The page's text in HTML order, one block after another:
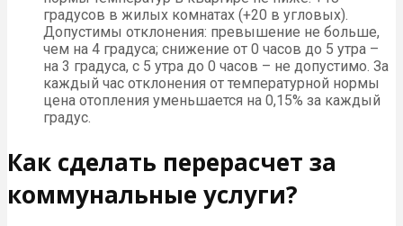
градусов в жилых комнатах (+20 в угловых).
Допустимы отклонения: превышение не больше,
чем на 4 градуса; снижение от 0 часов до 5 утра –
на 3 градуса, с 5 утра до 0 часов – не допустимо. За
каждый час отклонения от температурной нормы
цена отопления уменьшается на 0,15% за каждый
градус.
Как сделать перерасчет за
коммунальные услуги?